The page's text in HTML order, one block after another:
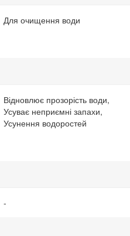
Для очищення води
Відновлює прозорість води,
Усуває неприємні запахи,
Усунення водоростей
-